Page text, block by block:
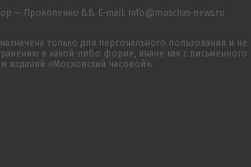
— Прокопенко В.В. E-mail: info@moschas-news.ru
только для персонального пользования и не
в какой-либо форме, иначе как с письменного
изданий «Московский часовой».